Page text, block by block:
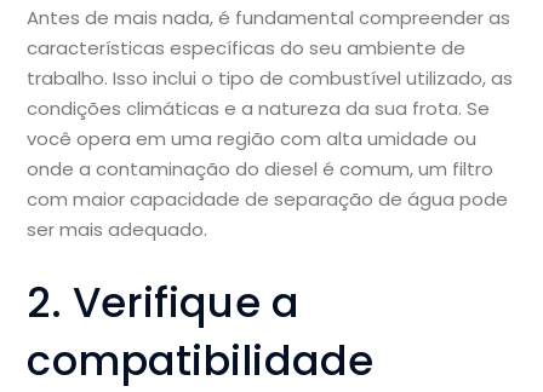
Antes de mais nada, é fundamental compreender as
características específicas do seu ambiente de
trabalho. Isso inclui o tipo de combustível utilizado, as
condições climáticas e a natureza da sua frota. Se
você opera em uma região com alta umidade ou
onde a contaminação do diesel é comum, um filtro
com maior capacidade de separação de água pode
ser mais adequado.
2. Verifique a
compatibilidade